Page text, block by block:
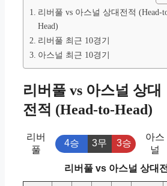
리버풀 vs 아스널 상대전적 (Head-
Head)
리버풀 최근 10경기
아스널 최근 10경기
리버풀 vs 아스널 상대
전적 (Head-to-Head)
리버
풀
4승 3무 3승
아스
널
리버풀 vs 아스널 상대